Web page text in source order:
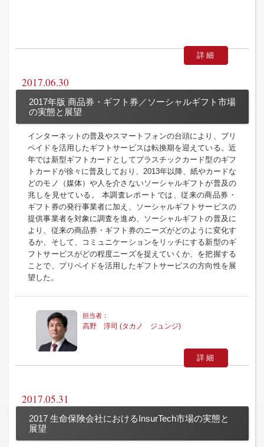
詳細
2017.06.30
2017年版 商品券・ギフト券／ソーシャルギフト市場
の実態と展望
インターネットの普及やスマートフォンの台頭により、プリ
ペイドを活用したギフトサービスは転換期を迎えている。近
年では新型ギフトカードとしてプラスチックカード型のギフ
トカードが徐々に普及しており、2013年以降、紙やカードな
どのモノ（媒体）や人を介さないソーシャルギフトが普及の
兆しを見せている。 本調査レポートでは、従来の商品券・
ギフト券の発行事業者に加え、ソーシャルギフトサービスの
提供事業者を対象に調査を進め、ソーシャルギフトの普及に
より、従来の商品券・ギフト券のニーズがどのように変化す
るか、そして、コミュニケーションをリッチにする新型のギ
フトサービスがどの程度ニーズを捉えていくか、を把握する
ことで、プリペイドを活用したギフトサービスの方向性を展
望した。
高野 淳司 (タカノ ジュンジ)
詳細
2017.05.31
2017 生命保険会社におけるInsurTech市場の実態と
展望